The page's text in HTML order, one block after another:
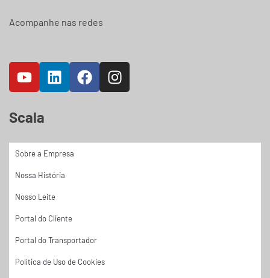
Acompanhe nas redes
Scala
Sobre a Empresa
Nossa História
Nosso Leite
Portal do Cliente
Portal do Transportador
Política de Uso de Cookies